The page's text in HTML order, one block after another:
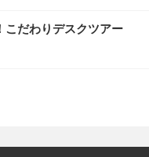
だわりデスクツアー